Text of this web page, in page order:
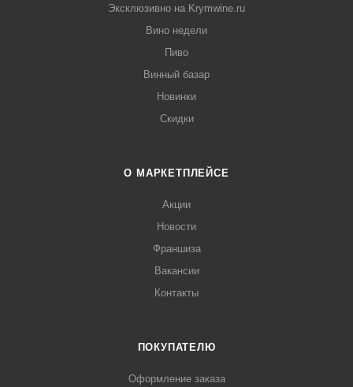
Эксклюзивно на Krymwine.ru
Вино недели
Пиво
Винный базар
Новинки
Скидки
О МАРКЕТПЛЕЙСЕ
Акции
Новости
Франшиза
Вакансии
Контакты
ПОКУПАТЕЛЮ
Оформление заказа